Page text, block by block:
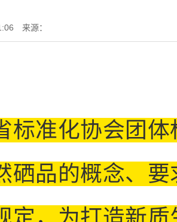
来源：
标准化协会团
硒品的概念、